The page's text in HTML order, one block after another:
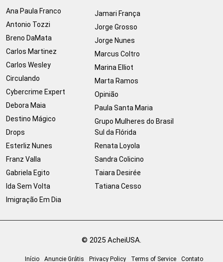
Ana Paula Franco
Antonio Tozzi
Breno DaMata
Carlos Martinez
Carlos Wesley
Circulando
Cybercrime Expert
Debora Maia
Destino Mágico
Drops
Esterliz Nunes
Franz Valla
Gabriela Egito
Ida Sem Volta
Imigração Em Dia
Jamari França
Jorge Grosso
Jorge Nunes
Marcus Coltro
Marina Elliot
Marta Ramos
Opinião
Paula Santa Maria
Grupo Mulheres do Brasil
Sul da Flórida
Renata Loyola
Sandra Colicino
Taiara Desirée
Tatiana Cesso
© 2025 AcheiUSA.
Início Anuncie Grátis Privacy Policy Terms of Service Contato